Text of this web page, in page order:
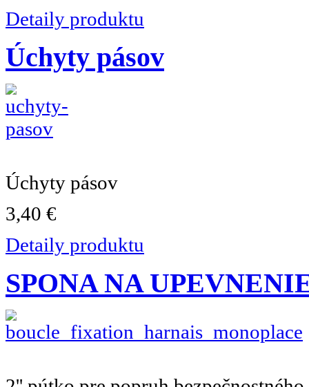
Detaily produktu
Úchyty pásov
Úchyty pásov
3,40 €
Detaily produktu
SPONA NA